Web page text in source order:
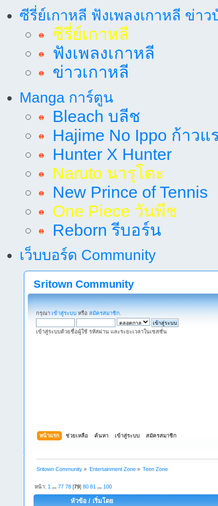
ซีรี่ย์เกาหลี ฟังเพลงเกาหลี ข่าว
ซีรี่ย์เกาหลี
ฟังเพลงเกาหลี
ข่าวเกาหลี
Manga การ์ตูน
Bleach บลีช
Hajime No Ippo ก้าวแ
Hunter X Hunter
Naruto นารุโตะ
New Prince of Tennis
One Piece วันพีช
Reborn รีบอร์น
เว็บบอร์ด Community
Sritown Community
กรุณา เข้าสู่ระบบ หรือ สมัครสมาชิก
เข้าสู่ระบบด้วยชื่อผู้ใช้ รหัสผ่าน และระยะเวลาในเซสชั่น
หน้าแรก ช่วยเหลือ ค้นหา เข้าสู่ระบบ สมัครสมาชิก
Sritown Community » Entertainment Zone» Teen Zone
หน้า: 1 ...77 78 [79]80 81 ... 100
หัวข้อ / เริ่มโดย